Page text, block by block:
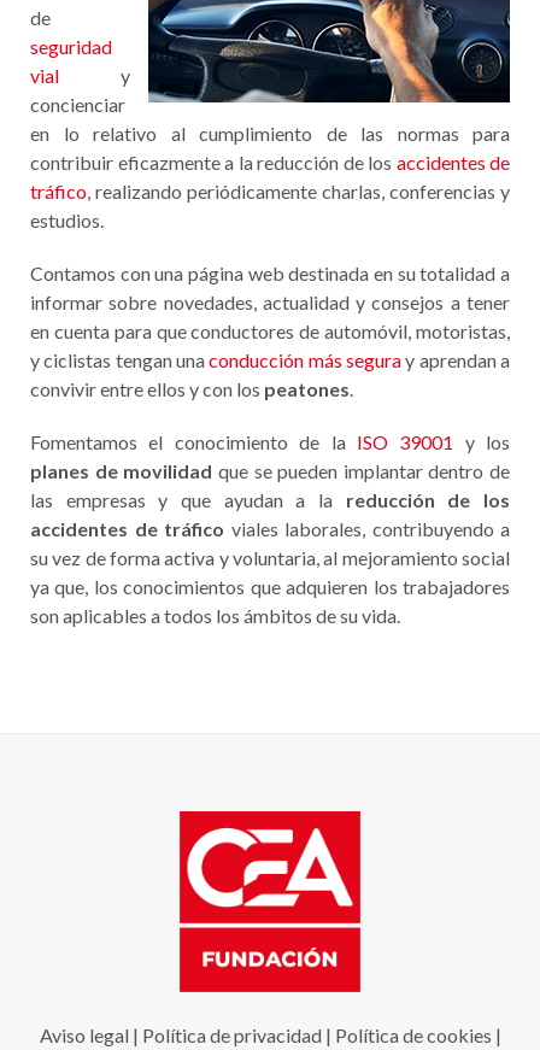
de
seguridad
vial y
concienciar
en lo relativo al cumplimiento de las normas para
contribuir eficazmente a la reducción de los accidentes de
tráfico, realizando periódicamente charlas, conferencias y
estudios.
Contamos con una página web destinada en su totalidad a
informar sobre novedades, actualidad y consejos a tener
en cuenta para que conductores de automóvil, motoristas,
y ciclistas tengan unaconducción más seguray aprendan a
convivir entre ellos y con los peatones.
Fomentamos el conocimiento de la ISO 39001
y los
planes de movilidad que se pueden implantar dentro de
las empresas y que ayudan a la reducción de los
accidentes de tráfico viales laborales, contribuyendo a
su vez de forma activa y voluntaria, al mejoramiento social
ya que, los conocimientos que adquieren los trabajadores
son aplicables a todos los ámbitos de su vida.
Aviso legal| Política de privacidad| Política de cookies |